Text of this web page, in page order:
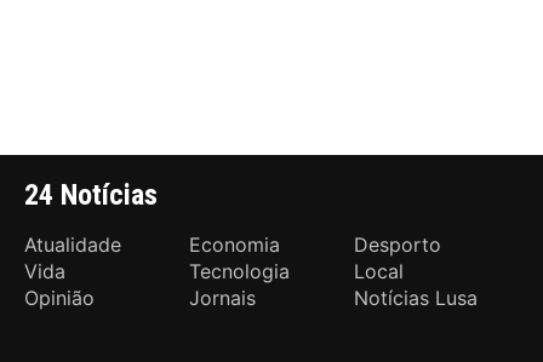
24 Notícias
Atualidade Economia
Desporto
Vida
Tecnologia
Local
Opinião
Jornais Notícias Lusa